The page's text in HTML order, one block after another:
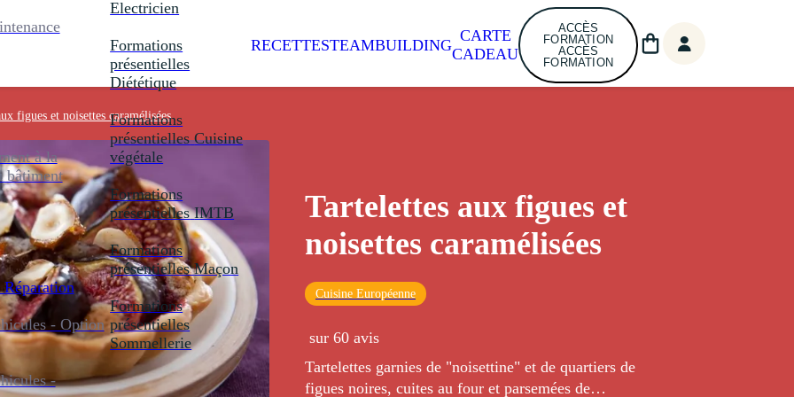
à la
bâtiment
- Option
-
Electricien
Formations
présentielles
Diététique
Formations
présentielles Cuisine
végétale
Formations
présentielles IMTB
Formations
présentielles Maçon
Formations
présentielles
Sommellerie
RECETTESTEAMBUILDING
CARTE
CADEAU
ACCÈS
FORMATION
ACCÈS
FORMATION
figues et noisettes caramélisées
Tartelettes aux figues et
noisettes caramélisées
Cuisine Européenne
sur 60 avis
Tartelettes garnies de "noisettine" et de quartiers de
figues noires, cuites au four et parsemées de